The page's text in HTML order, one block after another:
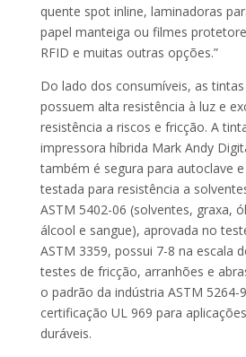
quente spot inline, laminadoras
papel manteiga ou filmes
RFID e muitas outras opções.”
Do lado dos consumíveis, as
possuem alta resistência à luz e
resistência a riscos e fricção. A
impressora híbrida Mark Andy
também é segura para autoclave
testada para resistência a
ASTM 5402-06 (solventes, graxa,
álcool e sangue), aprovada no
ASTM 3359, possui 7-8 na escala
testes de fricção, arranhões e
o padrão da indústria ASTM 5264-
certificação UL 969 para
duráveis.